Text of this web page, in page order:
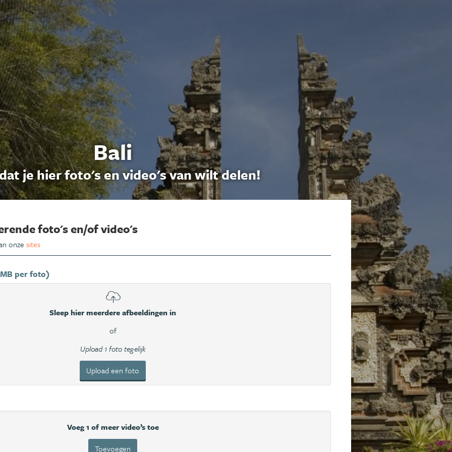
Bali
je hier foto's en video's van wilt delen!
foto's en/of video's
onzesites
per foto)
Sleep hier meerdere afbeeldingen in
of
Upload 1 foto tegelijk
Upload een foto
Voeg 1 of meer video’s toe
Toevoegen